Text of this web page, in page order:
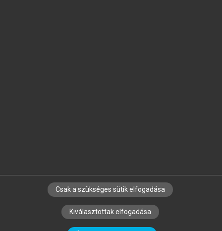
SZERZŐKNEK CÉGEKNEK KÖNYVTÁROSOKNAK
SZERKESZTÉSI ÉS LEKTORÁLÁSI ALAPELVEK
Csak a szükséges sütik elfogadása
Kiválasztottak elfogadása